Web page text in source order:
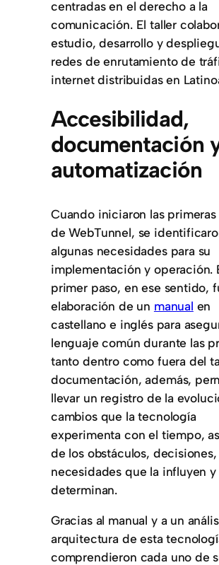
centradas en el derecho a la
comunicación. El taller
estudio, desarrollo y
redes de enrutamiento de
internet distribuidas en
Accesibilidad,
documentación
automatización
Cuando iniciaron las primeras
de WebTunnel, se
algunas necesidades para su
implementación y operación.
primer paso, en ese sentido,
elaboración de un manual en
castellano e inglés para
lenguaje común durante las
tanto dentro como fuera del
documentación, además,
llevar un registro de la
cambios que la tecnología
experimenta con el tiempo,
de los obstáculos,
necesidades que la influyen y
determinan.
Gracias al manual y a un
arquitectura de esta
comprendieron cada uno de